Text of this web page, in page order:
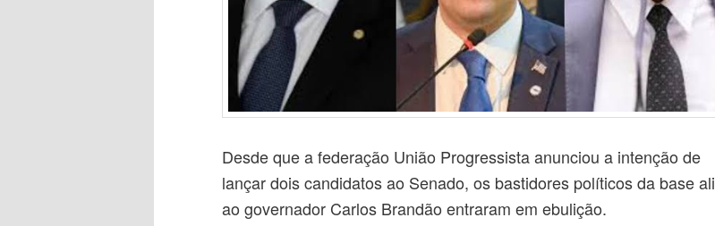
Desde que a federação União Progressista anunciou a intenção de
lançar dois candidatos ao Senado, os bastidores políticos da base
ao governador Carlos Brandão entraram em ebulição.